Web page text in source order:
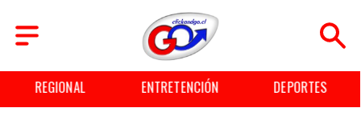
REGIONAL ENTRETENCIÓN DEPORTES